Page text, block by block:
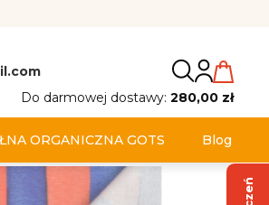
Do darmowej dostawy: 280,00 zł
ORGANICZNA GOTS Blog